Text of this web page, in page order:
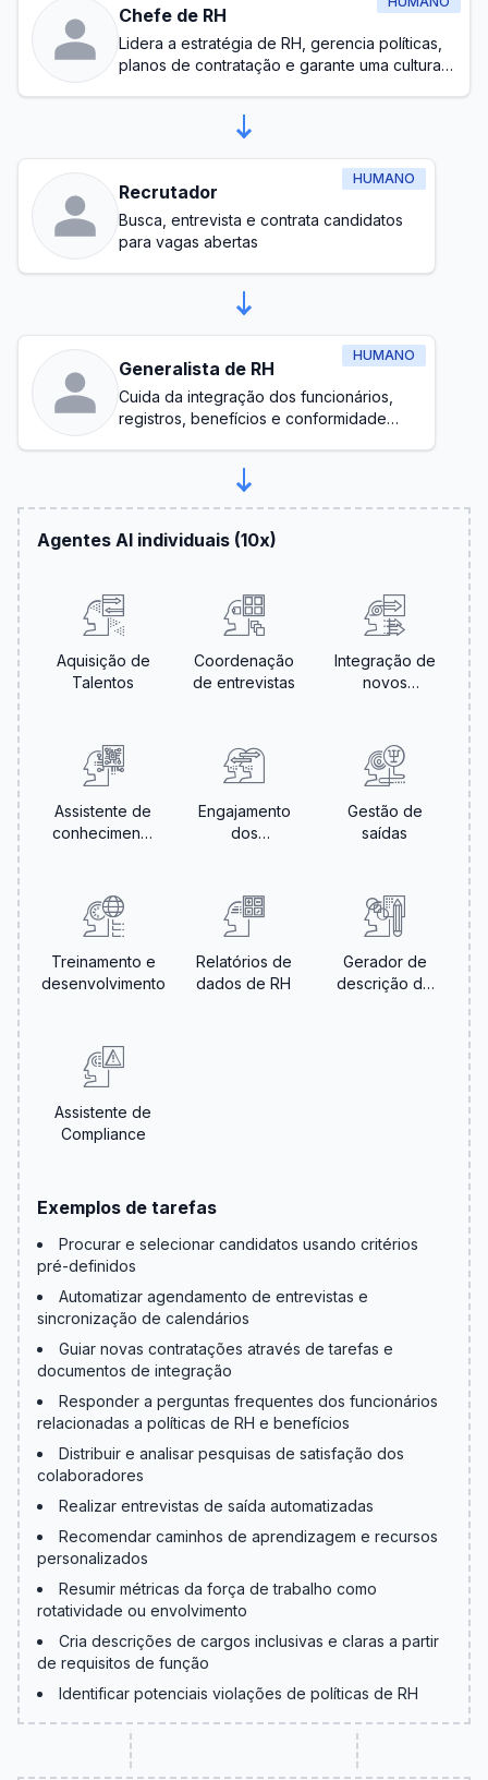
Chefe de RH
Lidera a estratégia de RH, gerencia políticas,
planos de contratação e garante uma cultura
HUMANO
Recrutador
Busca, entrevista e contrata candidatos
para vagas abertas
HUMANO
Generalista de RH
Cuida da integração dos funcionários,
registros, benefícios e conformidade
Agentes AI individuais (10x)
Aquisição de
Talentos
Coordenação
de entrevistas
Integração de
novos
Assistente de
conhecimento
Engajamento
dos
Gestão de
saídas
Treinamento e
desenvolvimento
Relatórios de
dados de RH
Gerador de
descrição de
Assistente de
Compliance
Exemplos de tarefas
Procurar e selecionar candidatos usando critérios
pré-definidos
Automatizar agendamento de entrevistas e
sincronização de calendários
Guiar novas contratações através de tarefas e
documentos de integração
Responder a perguntas frequentes dos funcionários
relacionadas a políticas de RH e benefícios
Distribuir e analisar pesquisas de satisfação dos
colaboradores
Realizar entrevistas de saída automatizadas
Recomendar caminhos de aprendizagem e recursos
personalizados
Resumir métricas da força de trabalho como
rotatividade ou envolvimento
Cria descrições de cargos inclusivas e claras a partir
de requisitos de função
Identificar potenciais violações de políticas de RH